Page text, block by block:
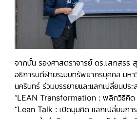
จากนั้น รองศาสตราจารย์ ดร.เสกสรร
อธิการบดีฝ่ายระบบทรัพยากรบุคคล มห
นครินทร์ ร่วมบรรยายและแลกเปลี่ยนปร
“LEAN Transformation : พลิกวิธีคิด
“Lean Talk : เปิดมุมคิด แลกเปลี่ยนก